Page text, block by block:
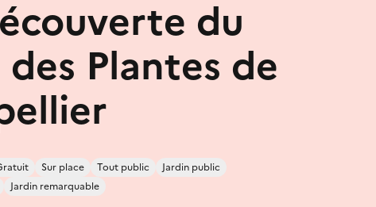
du
Plantes de
Sur place Tout public
Jardin public
Jardin remarquable